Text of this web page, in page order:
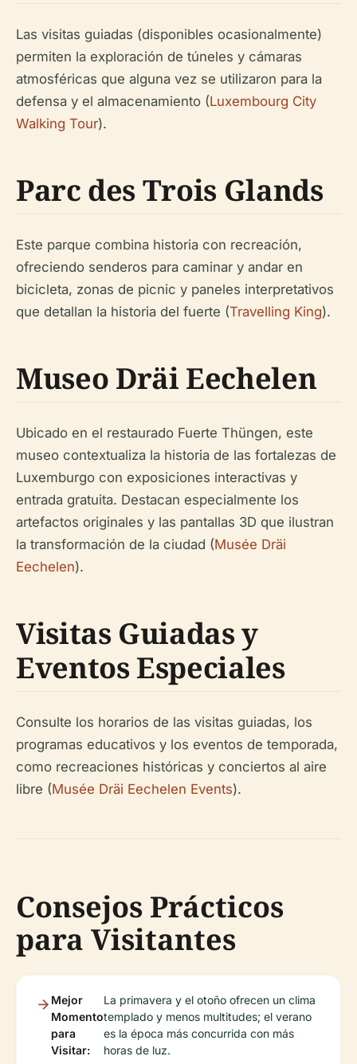
Las visitas guiadas (disponibles ocasionalmente)
permiten la exploración de túneles y cámaras
atmosféricas que alguna vez se utilizaron para la
defensa y el almacenamiento (Luxembourg City
Walking Tour).
Parc des Trois Glands
Este parque combina historia con recreación,
ofreciendo senderos para caminar y andar en
bicicleta, zonas de picnic y paneles interpretativos
que detallan la historia del fuerte (Travelling King).
Museo Dräi Eechelen
Ubicado en el restaurado Fuerte Thüngen, este
museo contextualiza la historia de las fortalezas de
Luxemburgo con exposiciones interactivas y
entrada gratuita. Destacan especialmente los
artefactos originales y las pantallas 3D que ilustran
la transformación de la ciudad (Musée Dräi
Eechelen).
Visitas Guiadas y
Eventos Especiales
Consulte los horarios de las visitas guiadas, los
programas educativos y los eventos de temporada,
como recreaciones históricas y conciertos al aire
libre (Musée Dräi Eechelen Events).
Consejos Prácticos
para Visitantes
Mejor
Momento
para
Visitar:
La primavera y el otoño ofrecen un clima
templado y menos multitudes; el verano
es la época más concurrida con más
horas de luz.